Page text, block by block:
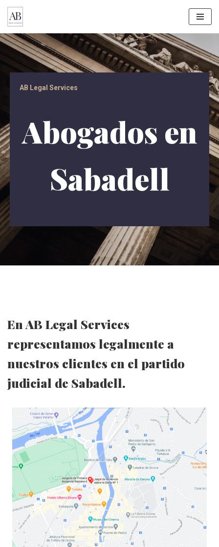
Saltar
al
contenido
AB Legal Services
Abogados en
Sabadell
En AB Legal Services
representamos legalmente a
nuestros clientes en el partido
judicial de Sabadell.